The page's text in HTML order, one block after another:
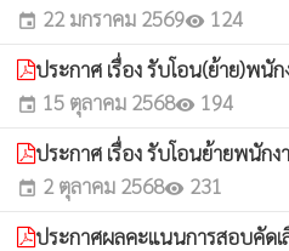
event 22 มกราคม 2569visibility 124
ประกาศ เรื่อง รับโอน(ย้าย)พนั
event 15 ตุลาคม 2568visibility 194
ประกาศ เรื่อง รับโอนย้ายพนัก
event 2 ตุลาคม 2568visibility 231
ประกาศผลคะแนนการสอบคัด